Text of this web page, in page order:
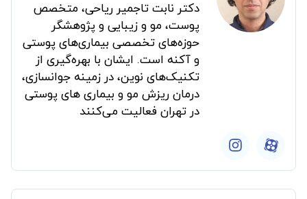
دکتر نابت تاجمیر ریاحی، متخصص
پوست، مو و زیبایی و پژوهشگر
حوزه‌های تخصصی بیماری‌های پوستی
و آکنه است. ایشان با بهره‌گیری از
تکنیک‌های نوین، در زمینه جوانسازی،
درمان ریزش مو و بیماری های پوستی
در تهران فعالیت می‌کنند